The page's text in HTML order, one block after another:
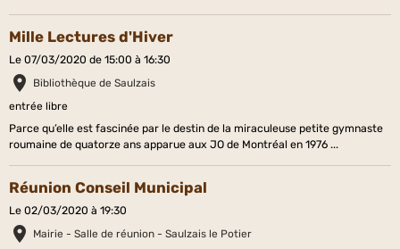
Mille Lectures d'Hiver
Le 07/03/2020 de 15:00 à 16:30
Bibliothèque de Saulzais
entrée libre
Parce qu’elle est fascinée par le destin de la miraculeuse petite gymnaste
roumaine de quatorze ans apparue aux JO de Montréal en 1976 ...
Réunion Conseil Municipal
Le 02/03/2020 à 19:30
Mairie - Salle de réunion - Saulzais le Potier